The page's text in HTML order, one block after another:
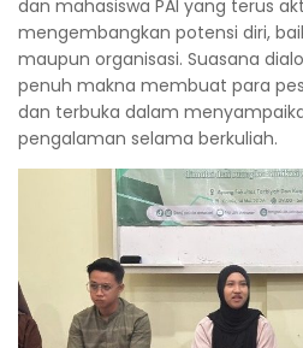
dan mahasiswa PAI yang terus
mengembangkan potensi diri,
maupun organisasi. Suasana
penuh makna membuat para
dan terbuka dalam
pengalaman selama berkuliah.